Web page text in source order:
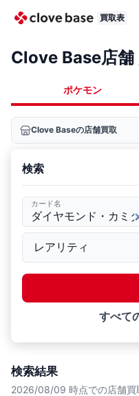
買取表
Clove Base店舗
ポケモン
Clove Baseの店舗買取
検索
カード名
すべて
検索結果
2026/08/09 時点での店舗買